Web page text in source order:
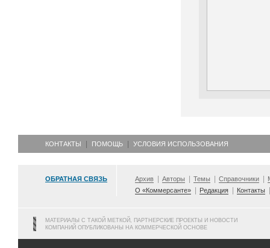
КОНТАКТЫ ПОМОЩЬ УСЛОВИЯ ИСПОЛЬЗОВАНИЯ
ОБРАТНАЯ СВЯЗЬ Архив Авторы Темы Справочники
О «Коммерсанте»
Редакция Контакты
МАТЕРИАЛЫ С ТАКОЙ МЕТКОЙ, ПАРТНЕРСКИЕ ПРОЕКТЫ И НОВОСТИ
КОМПАНИЙ ОПУБЛИКОВАНЫ НА КОММЕРЧЕСКОЙ ОСНОВЕ